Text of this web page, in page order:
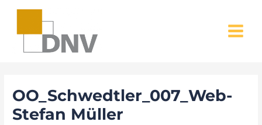
Zum
springen
MENU
OO_Schwedtler_007_Web-
Stefan Müller